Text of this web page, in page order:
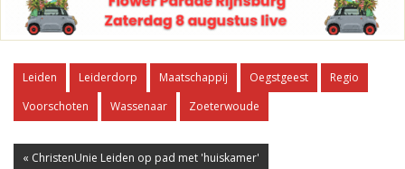
Leiden Leiderdorp Maatschappij Oegstgeest
Regio
Voorschoten
Wassenaar Zoeterwoude
« ChristenUnie Leiden op pad met 'huiskamer'